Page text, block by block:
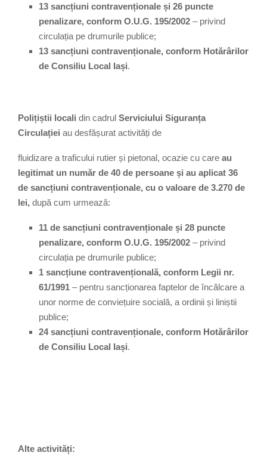
13 sancțiuni contravenționale și 26 puncte
penalizare, conform O.U.G. 195/2002 – privind
circulația pe drumurile publice;
13 sancțiuni contravenționale, conform Hotărârilor
de Consiliu Local Iași.
Polițiștii locali din cadrul Serviciului Siguranța
Circulației au desfășurat activități de
fluidizare a traficului rutier și pietonal, ocazie cu care au
legitimat un număr de 40 de persoane și au aplicat 36
de sancțiuni contravenționale, cu o valoare de 3.270 de
lei, după cum urmează:
11 de sancțiuni contravenționale și 28 puncte
penalizare, conform O.U.G. 195/2002 – privind
circulația pe drumurile publice;
1 sancțiune contravențională, conform Legii nr.
61/1991 – pentru sancționarea faptelor de încălcare a
unor norme de conviețuire socială, a ordinii și liniștii
publice;
24 sancțiuni contravenționale, conform Hotărârilor
de Consiliu Local Iași.
Alte activități: